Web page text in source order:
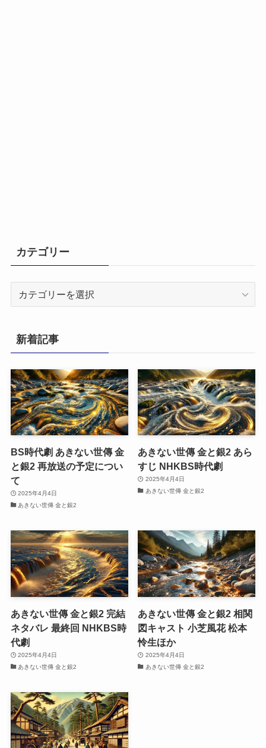
カテゴリー
リ
ー
新着記事
BS時代劇 あきない世傳 金
と銀2 再放送の予定につい
て
2025年4月4日
あきない世傳 金と銀2
あきない世傳 金と銀2 あら
すじ NHKBS時代劇
2025年4月4日
あきない世傳 金と銀2
あきない世傳 金と銀2 完結
ネタバレ 最終回 NHKBS時
代劇
2025年4月4日
あきない世傳 金と銀2
あきない世傳 金と銀2 相関
図キャスト 小芝風花 松本
怜生ほか
2025年4月4日
あきない世傳 金と銀2